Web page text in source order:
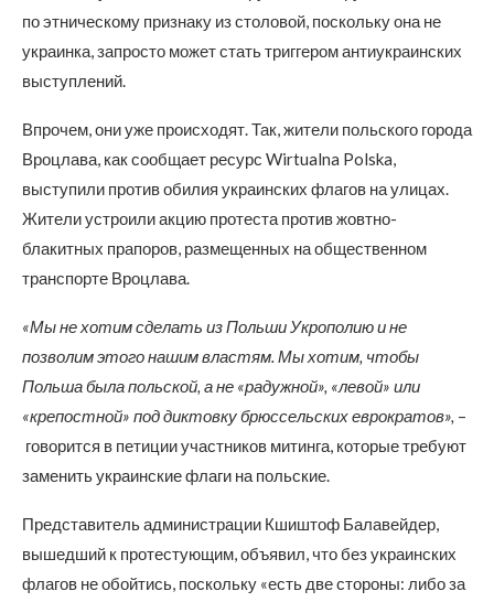
по этническому признаку из столовой, поскольку она не
украинка, запросто может стать триггером антиукраинских
выступлений.
Впрочем, они уже происходят. Так, жители польского города
Вроцлава, как сообщает ресурс Wirtualna Polska,
выступили против обилия украинских флагов на улицах.
Жители устроили акцию протеста против жовтно-
блакитных прапоров, размещенных на общественном
транспорте Вроцлава.
«Мы не хотим сделать из Польши Укрополию и не
позволим этого нашим властям. Мы хотим, чтобы
Польша была польской, а не «радужной», «левой» или
«крепостной» под диктовку брюссельских еврократов», –
говорится в петиции участников митинга, которые требуют
заменить украинские флаги на польские.
Представитель администрации Кшиштоф Балавейдер,
вышедший к протестующим, объявил, что без украинских
флагов не обойтись, поскольку «есть две стороны: либо за